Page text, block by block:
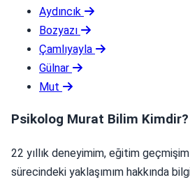
Aydıncık
Bozyazı
Çamlıyayla
Gülnar
Mut
Psikolog Murat Bilim Kimdir?
22 yıllık deneyimim, eğitim
sürecindeki yaklaşımım hakkında